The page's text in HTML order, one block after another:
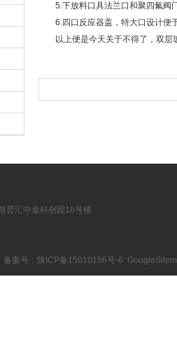
5.下放料口具法兰口和聚四氟阀
6.四口反应器盖，特大口设计便
以上便是今天关于不得了，双层
普汇中金科创园16号楼
案号： 陕ICP备15010156号-6